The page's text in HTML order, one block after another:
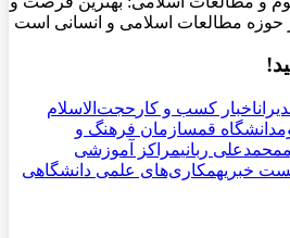
اخبار کسب و کار حجت‌الاسلام
دانشگاه قمسازمان فرهنگ و
محمدعلی ربانیمراکز آموزشی
خبریهمکاری‌های علمی دانشگاهی